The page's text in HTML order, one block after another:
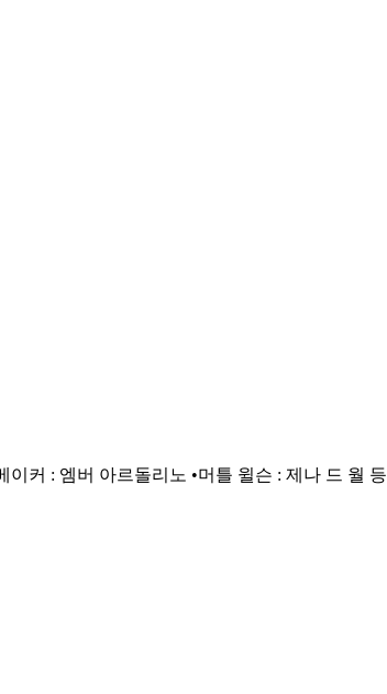
이커 : 엠버 아르돌리노 •머틀 윌슨 : 제나 드 월 등